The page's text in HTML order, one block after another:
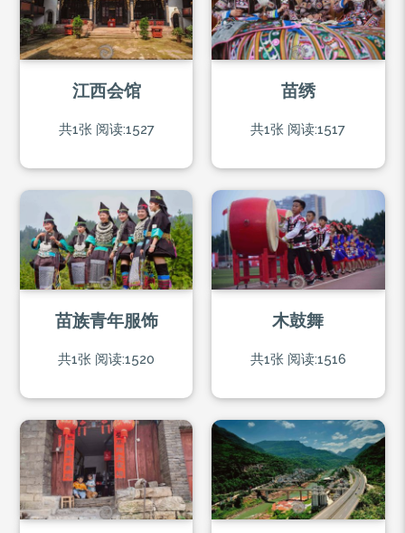
江西会馆
共1张 阅读:1527
苗绣
共1张 阅读:1517
苗族青年服饰
共1张 阅读:1520
木鼓舞
共1张 阅读:1516